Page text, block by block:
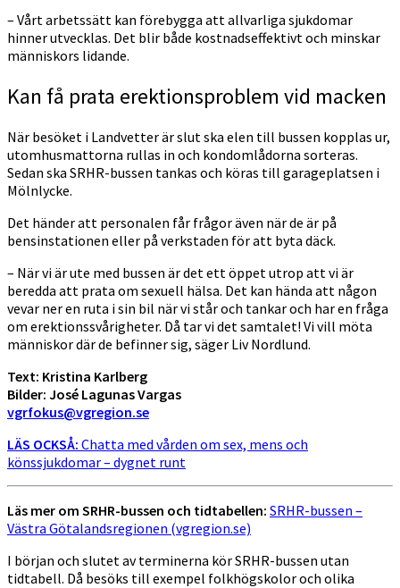
– Vårt arbetssätt kan förebygga att allvarliga sjukdomar
hinner utvecklas. Det blir både kostnadseffektivt och minskar
människors lidande.
Kan få prata erektionsproblem vid macken
När besöket i Landvetter är slut ska elen till bussen kopplas ur,
utomhusmattorna rullas in och kondomlådorna sorteras.
Sedan ska SRHR-bussen tankas och köras till garageplatsen i
Mölnlycke.
Det händer att personalen får frågor även när de är på
bensinstationen eller på verkstaden för att byta däck.
– När vi är ute med bussen är det ett öppet utrop att vi är
beredda att prata om sexuell hälsa. Det kan hända att någon
vevar ner en ruta i sin bil när vi står och tankar och har en fråga
om erektionssvårigheter. Då tar vi det samtalet! Vi vill möta
människor där de befinner sig, säger Liv Nordlund.
Text: Kristina Karlberg
Bilder: José Lagunas Vargas
vgrfokus@vgregion.se
LÄS OCKSÅ: Chatta med vården om sex, mens och
könssjukdomar – dygnet runt
Läs mer om SRHR-bussen och tidtabellen: SRHR-bussen –
Västra Götalandsregionen (vgregion.se)
I början och slutet av terminerna kör SRHR-bussen utan
tidtabell. Då besöks till exempel folkhögskolor och olika